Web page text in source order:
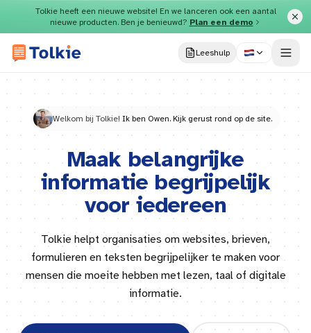
Direct naar inhoud
Tolkie heeft een nieuwe website! En we lanceren ook een aantal
nieuwe producten. Ben je benieuwd? Plan een demo
Leeshulp
Welkom bij Tolkie! Ik ben Owen. Kijk gerust rond op de site.
Maak belangrijke
informatie begrijpelijk
voor iedereen
Tolkie helpt organisaties om websites, brieven,
formulieren en teksten begrijpelijker te maken voor
mensen die moeite hebben met lezen, taal of digitale
informatie.